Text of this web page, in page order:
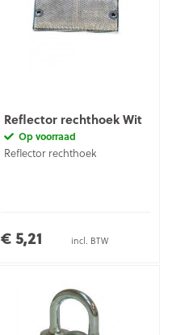
Reflector rechthoek Wit
Op voorraad
Reflector rechthoek
€ 5,21 incl. BTW